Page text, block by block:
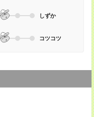
しずか
コツコツ